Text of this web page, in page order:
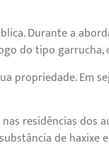
Durante a
do tipo garrucha,
propriedade. Em
residências dos
de haxixe